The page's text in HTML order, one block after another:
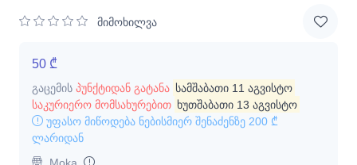
მიმოხილვა
50 ₾
გაცემის პუნქტიდან გატანა სამშაბათი 11 აგვისტო
საკურიერო მომსახურებით ხუთშაბათი 13 აგვისტო
უფასო მიწოდება ნებისმიერ შენაძენზე 200 ₾
ლარიდან
Moka